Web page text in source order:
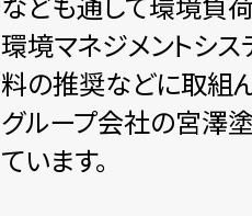
環境マネジメントシ
料の推奨などに取組ん
グループ会社の宮澤
ています。